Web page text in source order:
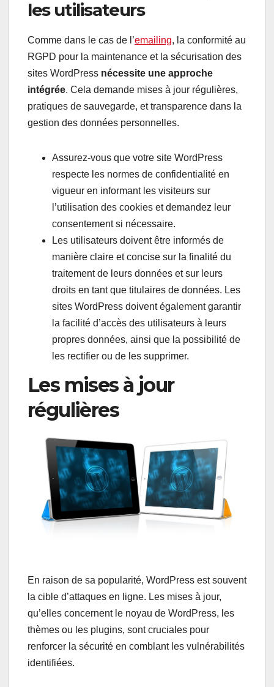
les utilisateurs
Comme dans le cas de l’emailing, la conformité au
RGPD pour la maintenance et la sécurisation des
sites WordPress nécessite une approche
intégrée. Cela demande mises à jour régulières,
pratiques de sauvegarde, et transparence dans la
gestion des données personnelles.
Assurez-vous que votre site WordPress
respecte les normes de confidentialité en
vigueur en informant les visiteurs sur
l’utilisation des cookies et demandez leur
consentement si nécessaire.
Les utilisateurs doivent être informés de
manière claire et concise sur la finalité du
traitement de leurs données et sur leurs
droits en tant que titulaires de données. Les
sites WordPress doivent également garantir
la facilité d’accès des utilisateurs à leurs
propres données, ainsi que la possibilité de
les rectifier ou de les supprimer.
Les mises à jour
régulières
En raison de sa popularité, WordPress est souvent
la cible d’attaques en ligne. Les mises à jour,
qu’elles concernent le noyau de WordPress, les
thèmes ou les plugins, sont cruciales pour
renforcer la sécurité en comblant les vulnérabilités
identifiées.